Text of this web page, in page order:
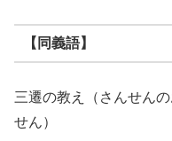
【同義語】
三遷の教え（さんせん
せん）